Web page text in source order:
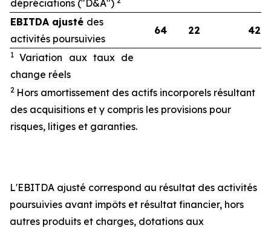
dépréciations ("D&A")
EBITDA ajusté des
activités poursuivies
64 22 42
1Variation aux taux de
change réels
2 Hors amortissement des actifs incorporels résultant
des acquisitions et y compris les provisions pour
risques, litiges et garanties.
L'EBITDA ajusté correspond au résultat des activités
poursuivies avant impôts et résultat financier, hors
autres produits et charges, dotations aux